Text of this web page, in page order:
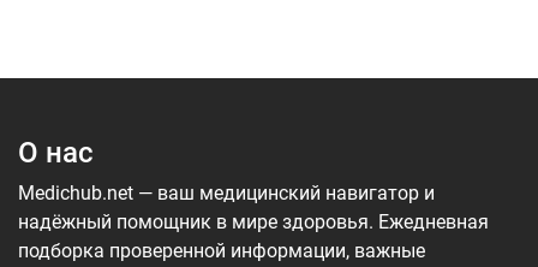
О нас
Medichub.net — ваш медицинский навигатор и
надёжный помощник в мире здоровья. Ежедневная
подборка проверенной информации, важные